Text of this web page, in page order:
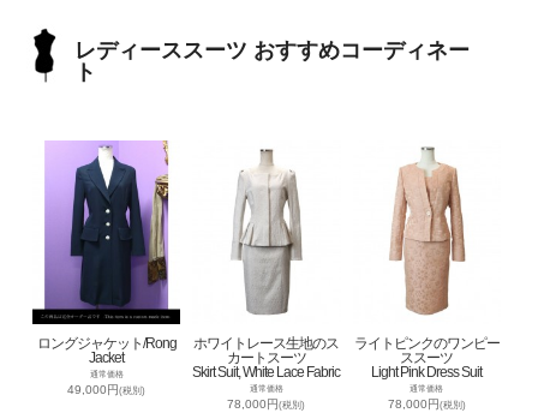
レディーススーツ おすすめコーディネー
ト
ロングジャケット/Rong
Jacket
通常価格
49,000円(税別)
ホワイトレース生地のス
カートスーツ
Skirt Suit, White Lace Fabric
通常価格
78,000円(税別)
ライトピンクのワンピー
ススーツ
Light Pink Dress Suit
通常価格
78,000円(税別)